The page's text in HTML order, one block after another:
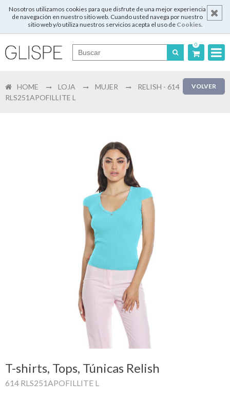
Nosotros utilizamos cookies para que disfrute de una mejor experiencia
de navegación en nuestro sitio web. Cuando usted navega por nuestro
sitio web y/o utiliza nuestros servicios acepta el uso de Cookies.
0
English
Registrar
Mi
cesta
Outlet
VOLVER
HOME LOJA MUJER
RELISH - 614
RLS251APOFILLITE L
T-shirts, Tops, Túnicas Relish
614 RLS251APOFILLITE L